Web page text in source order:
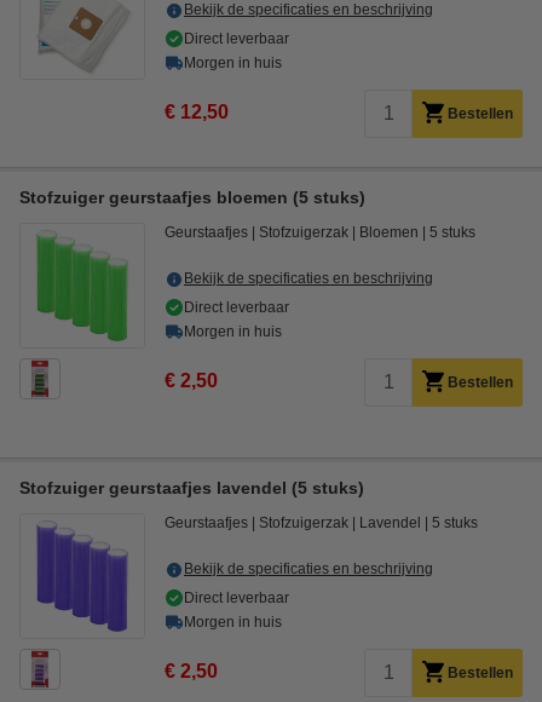
Bekijk de specificaties en beschrijving
Direct leverbaar
Morgen in huis
€ 12,50 Bestellen
Stofzuiger geurstaafjes bloemen (5 stuks)
Geurstaafjes Stofzuigerzak Bloemen 5 stuks
Bekijk de specificaties en beschrijving
Direct leverbaar
Morgen in huis
€ 2,50 Bestellen
Stofzuiger geurstaafjes lavendel (5 stuks)
Geurstaafjes Stofzuigerzak Lavendel 5 stuks
Bekijk de specificaties en beschrijving
Direct leverbaar
Morgen in huis
€ 2,50 Bestellen